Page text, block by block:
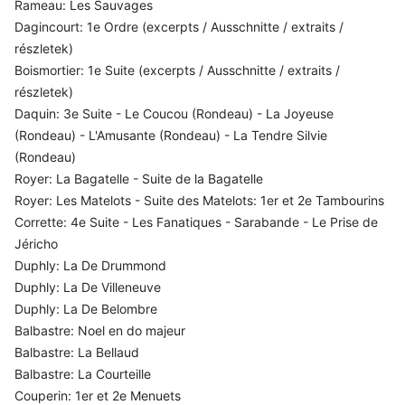
Rameau: Les Sauvages
Dagincourt: 1e Ordre (excerpts / Ausschnitte / extraits /
részletek)
Boismortier: 1e Suite (excerpts / Ausschnitte / extraits /
részletek)
Daquin: 3e Suite - Le Coucou (Rondeau) - La Joyeuse
(Rondeau) - L'Amusante (Rondeau) - La Tendre Silvie
(Rondeau)
Royer: La Bagatelle - Suite de la Bagatelle
Royer: Les Matelots - Suite des Matelots: 1er et 2e Tambourins
Corrette: 4e Suite - Les Fanatiques - Sarabande - Le Prise de
Jéricho
Duphly: La De Drummond
Duphly: La De Villeneuve
Duphly: La De Belombre
Balbastre: Noel en do majeur
Balbastre: La Bellaud
Balbastre: La Courteille
Couperin: 1er et 2e Menuets